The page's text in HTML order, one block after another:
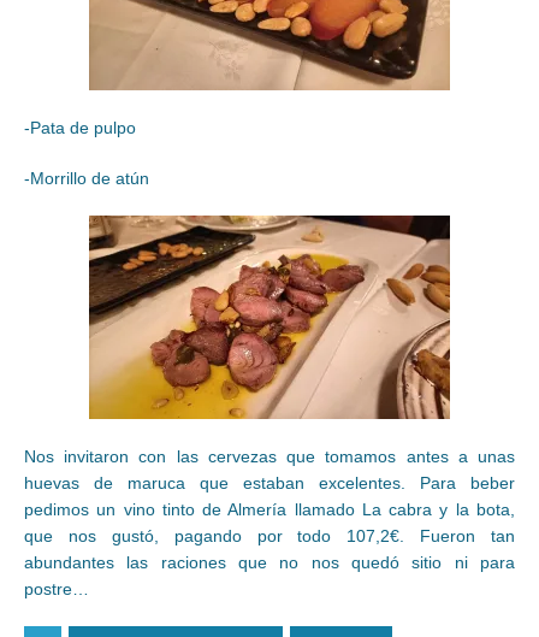
-Pata de pulpo
-Morrillo de atún
Nos invitaron con las cervezas que tomamos antes a unas
huevas de maruca que estaban excelentes. Para beber
pedimos un vino tinto de Almería llamado La cabra y la bota,
que nos gustó, pagando por todo 107,2€. Fueron tan
abundantes las raciones que no nos quedó sitio ni para
postre…